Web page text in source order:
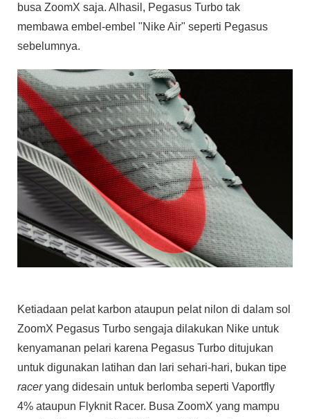
busa ZoomX saja. Alhasil, Pegasus Turbo tak
membawa embel-embel "Nike Air" seperti Pegasus
sebelumnya.
Ketiadaan pelat karbon ataupun pelat nilon di dalam sol
ZoomX Pegasus Turbo sengaja dilakukan Nike untuk
kenyamanan pelari karena Pegasus Turbo ditujukan
untuk digunakan latihan dan lari sehari-hari, bukan tipe
raceryang didesain untuk berlomba seperti Vaportfly
4% ataupun Flyknit Racer. Busa ZoomX yang mampu